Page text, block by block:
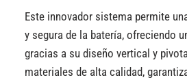
Este innovador sistema permite
y segura de la batería, ofreciendo
gracias a su diseño vertical y
materiales de alta calidad,